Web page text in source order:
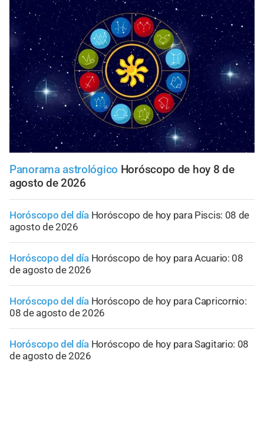
Panorama astrológico Horóscopo de hoy 8 de
agosto de 2026
Horóscopo del día Horóscopo de hoy para Piscis: 08 de
agosto de 2026
Horóscopo del día Horóscopo de hoy para Acuario: 08
de agosto de 2026
Horóscopo del día Horóscopo de hoy para Capricornio:
08 de agosto de 2026
Horóscopo del día Horóscopo de hoy para Sagitario: 08
de agosto de 2026